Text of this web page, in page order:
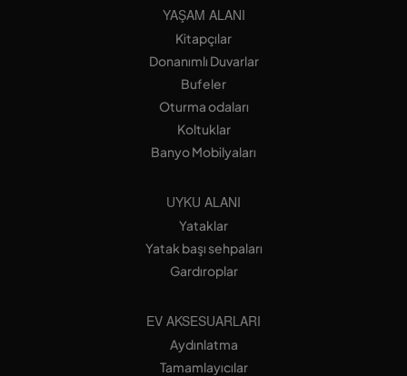
YAŞAM ALANI
Kitapçılar
Donanımlı Duvarlar
Bufeler
Oturma odaları
Koltuklar
Banyo Mobilyaları
UYKU ALANI
Yataklar
Yatak başı sehpaları
Gardıroplar
EV AKSESUARLARI
Aydınlatma
Tamamlayıcılar